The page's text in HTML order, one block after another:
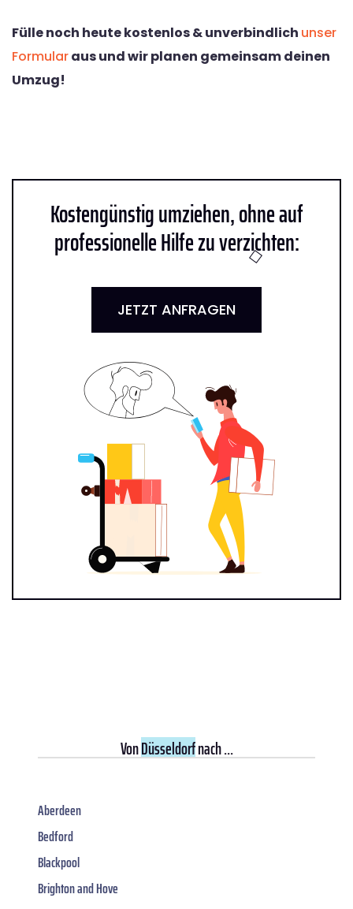
Fülle noch heute kostenlos & unverbindlich unser
Formularaus und wir planen gemeinsam deinen
Umzug!
Kostengünstig umziehen, ohne auf
professionelle Hilfe zu verzichten:
JETZT ANFRAGEN
VonDüsseldorfnach ...
Aberdeen
Bedford
Blackpool
Brighton and Hove